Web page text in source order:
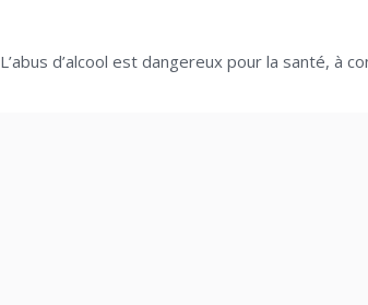
L’abus d’alcool est dangereux pour la santé,